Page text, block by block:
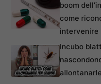
boom
come
intervenire
Incubo